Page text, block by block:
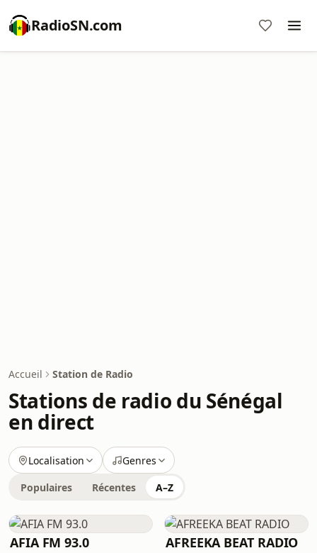
RadioSN.com
Accueil Station de Radio
Stations de radio du Sénégal
en direct
Localisation Genres
Populaires Récentes A–Z
AFIA FM 93.0 AFREEKA BEAT RADIO